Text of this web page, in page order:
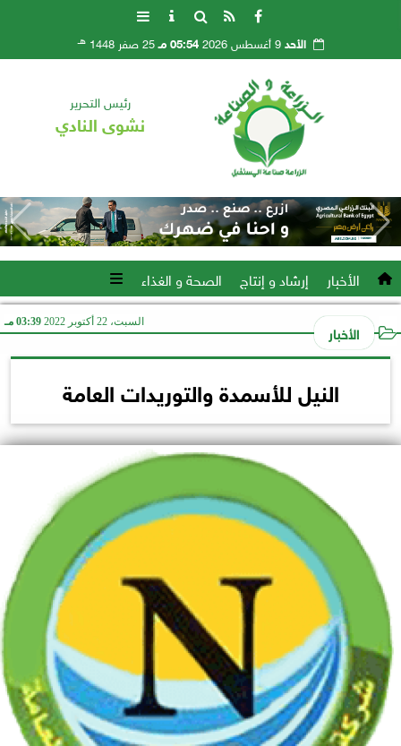
الأحد9 أغسطس 2026 05:54 مـ 25 صفر 1448 هـ
رئيس التحرير
نشوى النادي
الأخبار إرشاد و إنتاج الصحة و الغذاء
الأخبار السبت، 22 أكتوبر 2022 03:39 مـ
النيل للأسمدة والتوريدات العامة